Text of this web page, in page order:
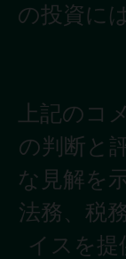
の投資に
上記のコ
の判断と
な見解を
法務、税
イスを提